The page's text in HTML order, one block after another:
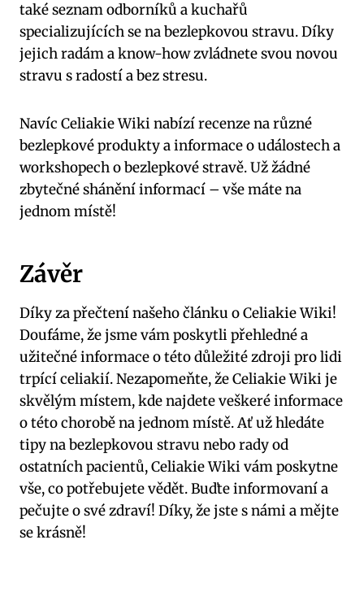
také seznam odborníků a kuchařů
specializujících se na bezlepkovou stravu. Díky
jejich radám a know-how zvládnete svou novou
stravu s radostí a bez stresu.
Navíc Celiakie Wiki nabízí recenze na různé
bezlepkové produkty a informace o událostech a
workshopech o bezlepkové stravě. Už žádné
zbytečné shánění informací – vše máte na
jednom místě!
Závěr
Díky za přečtení našeho článku o Celiakie Wiki!
Doufáme, že jsme vám poskytli přehledné a
užitečné informace o této důležité zdroji pro lidi
trpící celiakií. Nezapomeňte, že Celiakie Wiki je
skvělým místem, kde najdete veškeré informace
o této chorobě na jednom místě. Ať už hledáte
tipy na bezlepkovou stravu nebo rady od
ostatních pacientů, Celiakie Wiki vám poskytne
vše, co potřebujete vědět. Buďte informovaní a
pečujte o své zdraví! Díky, že jste s námi a mějte
se krásně!